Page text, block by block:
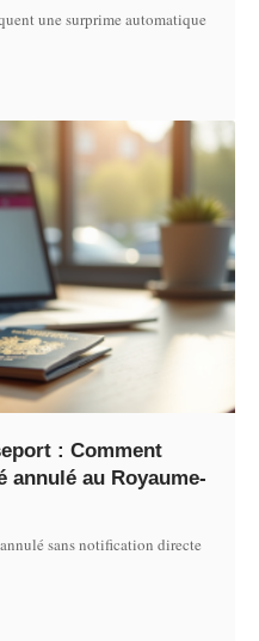
une surprime automatique
: Comment
annulé au Royaume-
sans notification directe